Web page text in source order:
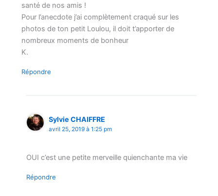
santé de nos amis !
Pour l’anecdote j’ai complètement craqué sur les
photos de ton petit Loulou, il doit t’apporter de
nombreux moments de bonheur
K.
Répondre
Sylvie CHAIFFRE
avril 25, 2019 à 1:25 pm
OUI c’est une petite merveille quienchante ma vie
Répondre